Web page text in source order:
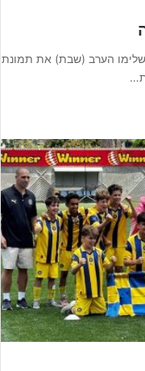
הערב (שבת) את תמונת